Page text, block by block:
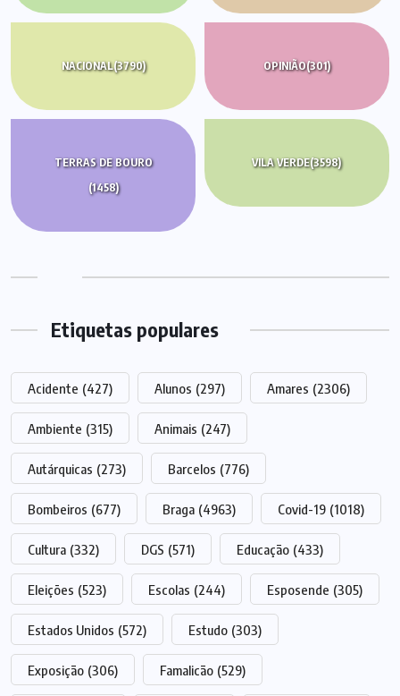
NACIONAL(3790) OPINIÃO(301)
TERRAS DE BOURO
(1458)
VILA VERDE(3598)
Etiquetas populares
Acidente (427) Alunos (297) Amares (2306)
Ambiente (315) Animais (247)
Autárquicas (273) Barcelos (776)
Bombeiros (677) Braga (4963) Covid-19 (1018)
Cultura (332) DGS (571) Educação (433)
Eleições (523) Escolas (244) Esposende (305)
Estados Unidos (572) Estudo (303)
Exposição (306) Famalicão (529)